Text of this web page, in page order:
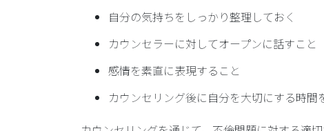
自分の気持ちをしっかり整理しておく
カウンセラーに対してオープンに話すこと
感情を素直に表現すること
カウンセリング後に自分を大切にする時間